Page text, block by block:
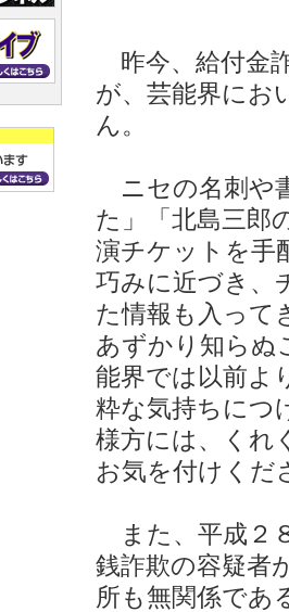
昨今、給付金
が、芸能界にお
ん。
ニセの名刺や
た」「北島三郎
演チケットを手
巧みに近づき、
た情報も入って
あずかり知らぬ
能界では以前よ
粋な気持ちにつ
様方には、くれ
お気を付けくだ
また、平成２
銭詐欺の容疑者
所も無関係であ